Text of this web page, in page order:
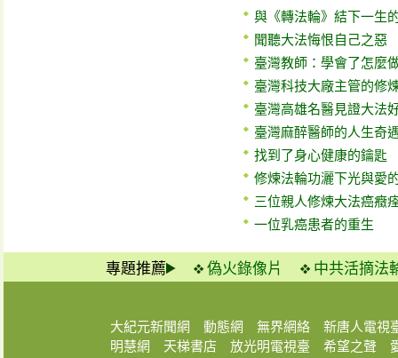
與《轉法輪》結下一生
聞聽大法悔恨自己之惡
臺灣教師：學會了怎麼
臺灣科技大廠主管的修
臺灣高雄名醫見證大法
臺灣麻醉醫師的人生奇
找到了身心健康的鑰匙
修煉法輪功灑下光與愛
三位親人修煉大法癌癥
一位乳癌患者的重生
專題推薦 偽火錄像片 中共活摘法
大紀元新聞網 動態網 無界網絡
新唐人電視
明慧網
天梯書店 放光明電視臺 希望之聲